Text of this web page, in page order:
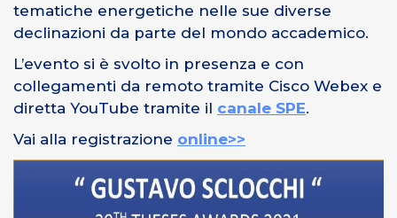
tematiche energetiche nelle sue diverse
declinazioni da parte del mondo accademico.
L’evento si è svolto in presenza e con
collegamenti da remoto tramite Cisco Webex e
diretta YouTube tramite il canale SPE.
Vai alla registrazione online>>